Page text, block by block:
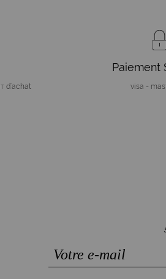
d'achat
Paiement
visa -